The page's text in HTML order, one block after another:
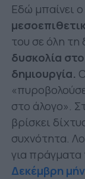
Εδώ μπαίνει
του σε όλη τη
δυσκολία
δημιουργία.
στο άλογο».
βρίσκει
συχνότητα.
για πράγματα
Δεκέμβρη